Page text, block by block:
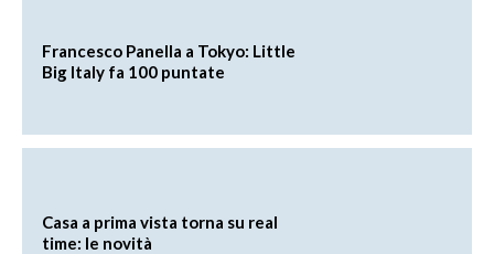
Francesco Panella a Tokyo: Little
Big Italy fa 100 puntate
Casa a prima vista torna su real
time: le novità